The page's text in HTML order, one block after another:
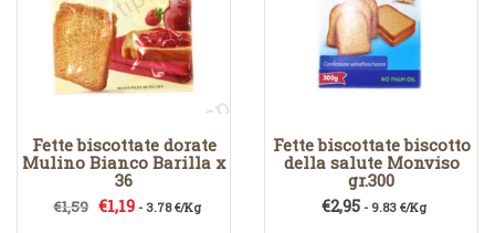
Fette biscottate dorate
Mulino Bianco Barilla x
36
€1,59 Il
€1,19Il
- 3.78 €/Kg
Fette biscottate biscotto
della salute Monviso
gr.300
€2,95 - 9.83 €/Kg